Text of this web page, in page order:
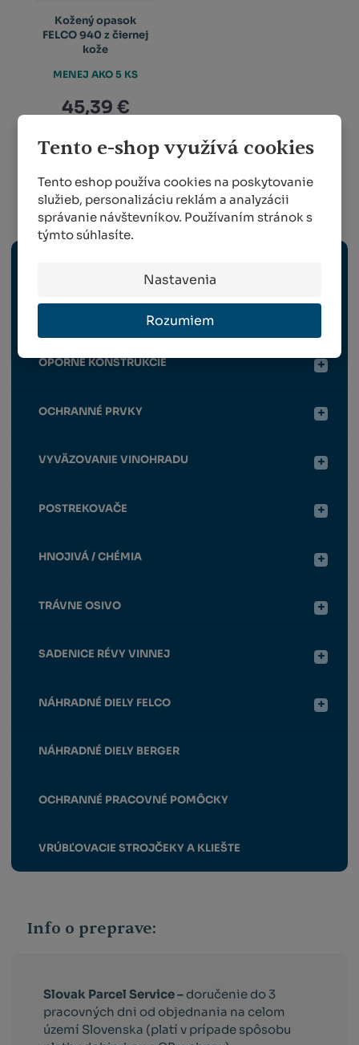
Tento e-shop využívá cookies
Tento eshop používa cookies na poskytovanie
služieb, personalizáciu reklám a analyzácii
správanie návštevníkov. Používaním stránok s
týmto súhlasíte.
Nastavenia
Rozumiem
Kožený opasok
FELCO 940 z čiernej
kože
45,39 €
KÚPIŤ
MENEJ AKO 5 KS
Vinohradníctvo
OPORNÉ KONŠTRUKCIE
OCHRANNÉ PRVKY
VYVÄZOVANIE VINOHRADU
POSTREKOVAČE
HNOJIVÁ / CHÉMIA
TRÁVNE OSIVO
SADENICE RÉVY VINNEJ
NÁHRADNÉ DIELY FELCO
NÁHRADNÉ DIELY BERGER
OCHRANNÉ PRACOVNÉ POMÔCKY
VRÚBĽOVACIE STROJČEKY A KLIEŠTE
Info o preprave:
Slovak Parcel Service – doručenie do 3
pracovných dni od objednania na celom
území Slovenska (platí v prípade spôsobu